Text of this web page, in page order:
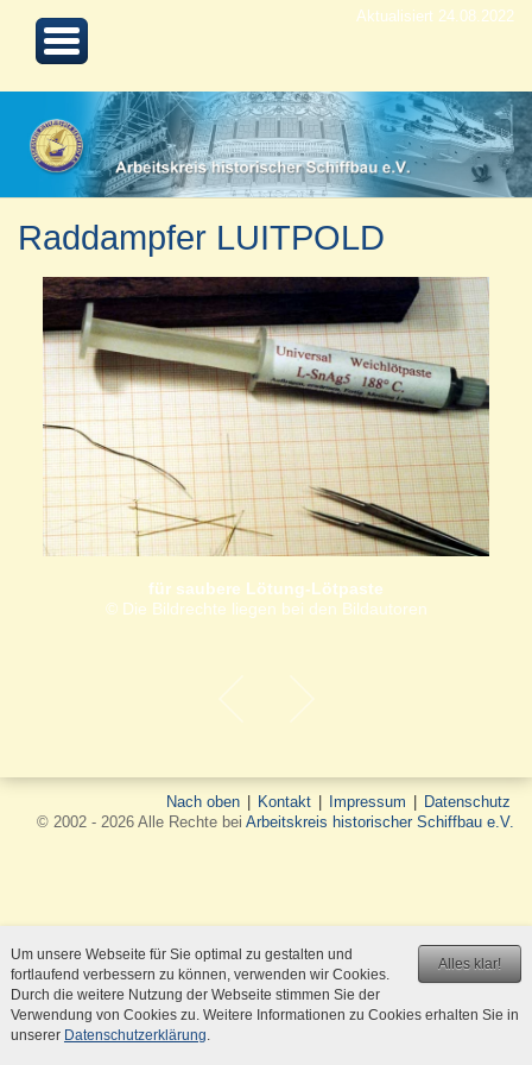
Aktualisiert 24.08.2022
Raddampfer LUITPOLD
für saubere Lötung-Lötpaste
© Die Bildrechte liegen bei den Bildautoren
Nach oben Kontakt Impressum
Datenschutz
© 2002 - 2026 Alle Rechte bei Arbeitskreis historischer Schiffbau e.V.
Alles klar!
Um unsere Webseite für Sie optimal zu gestalten und
fortlaufend verbessern zu können, verwenden wir Cookies.
Durch die weitere Nutzung der Webseite stimmen Sie der
Verwendung von Cookies zu. Weitere Informationen zu Cookies erhalten Sie in
unserer Datenschutzerklärung